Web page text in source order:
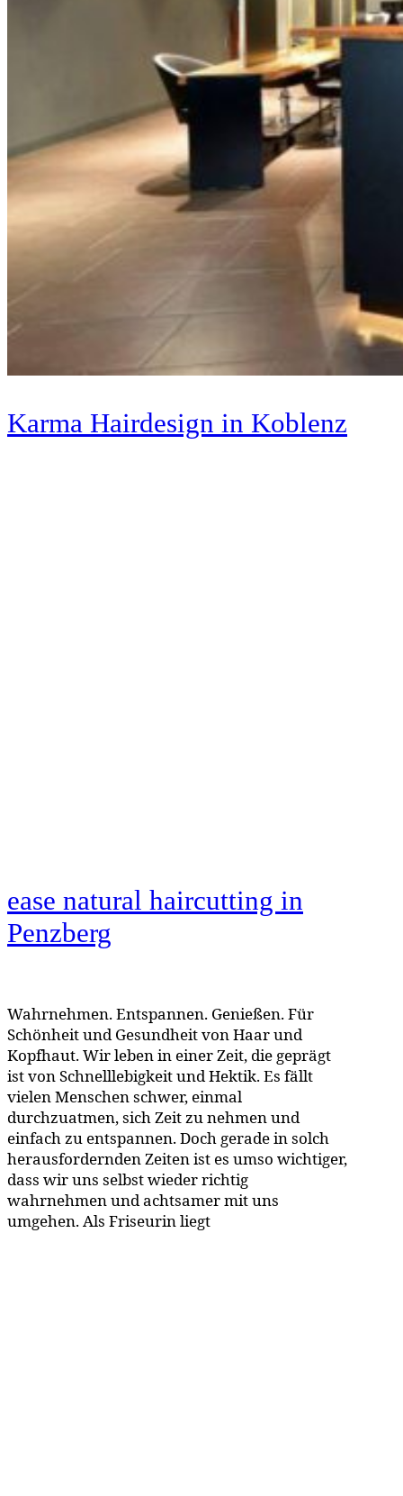
Karma Hairdesign in Koblenz
ease natural haircutting in
Penzberg
Wahrnehmen. Entspannen. Genießen. Für
Schönheit und Gesundheit von Haar und
Kopfhaut. Wir leben in einer Zeit, die geprägt
ist von Schnelllebigkeit und Hektik. Es fällt
vielen Menschen schwer, einmal
durchzuatmen, sich Zeit zu nehmen und
einfach zu entspannen. Doch gerade in solch
herausfordernden Zeiten ist es umso wichtiger,
dass wir uns selbst wieder richtig
wahrnehmen und achtsamer mit uns
umgehen. Als Friseurin liegt